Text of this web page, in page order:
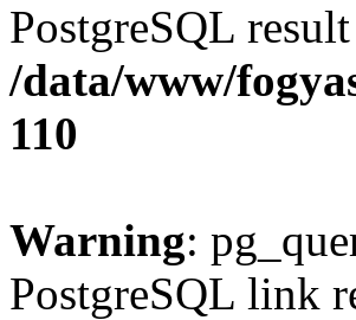
PostgreSQL
/data/www/
110
Warning:
PostgreSQL link